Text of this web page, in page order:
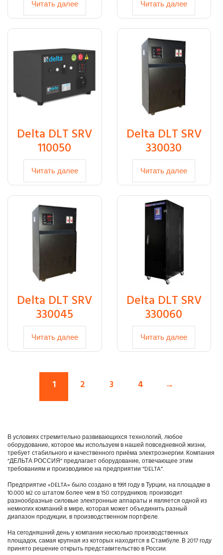
Читать далее Читать далее
Delta DLT SRV
110050
Читать далее
Delta DLT SRV
330030
Читать далее
Delta DLT SRV
330045
Читать далее
Delta DLT SRV
330060
Читать далее
1 2 3 4 →
В условиях стремительно развивающихся технологий, любое
оборудование, которое мы используем в нашей повседневной жизни,
требует стабильного и качественного приёма электроэнергии. Компания
“ДЕЛЬТА РОССИЯ” предлагает оборудование, отвечающее этим
требованиям и производимое на предприятии “DELTA”.
Предприятие «DELTA» было создано в 1991 году в Турции, на площадке в
10.000 м2 со штатом более чем в 150 сотрудников; производит
разнообразные силовые электронные аппараты и является одной из
немногих компаний в мире, которая может объединить разный
диапазон продукции, в производственном портфеле.
На сегодняшний день у компании несколько производственных
площадок, самая крупная из которых находится в Стамбуле. В 2017 году
принято решение открыть представительство в России.